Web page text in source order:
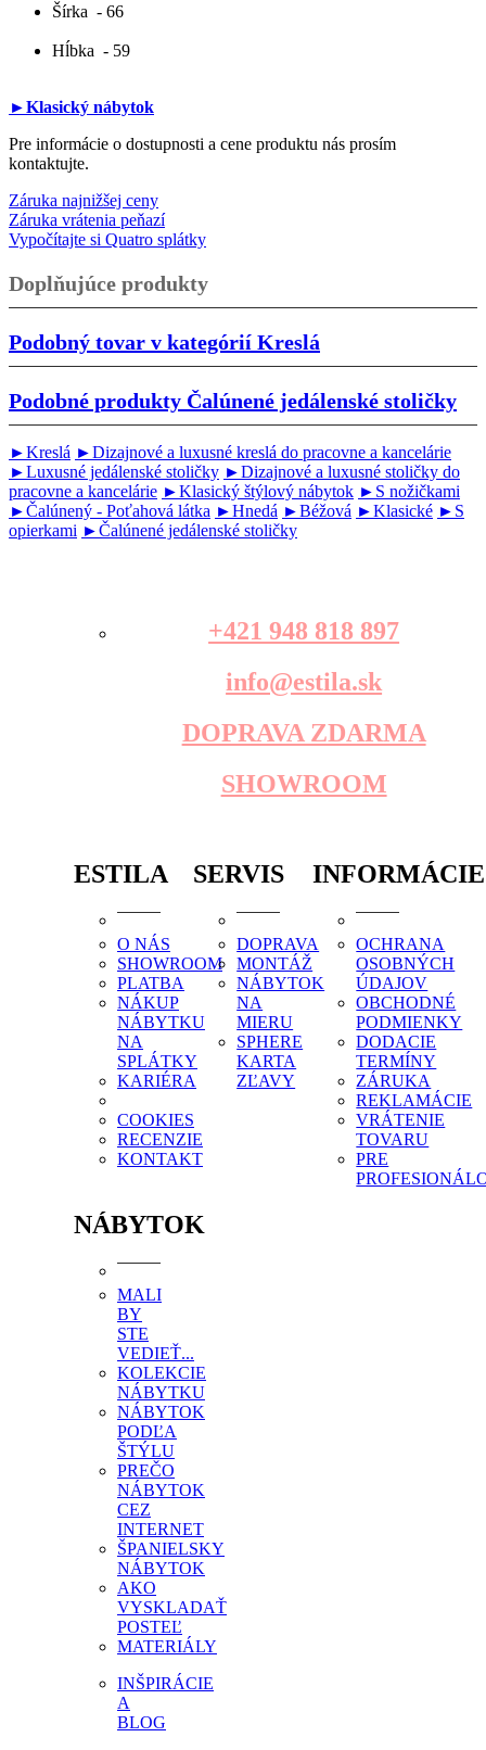
Šírka - 66
Hĺbka - 59
►Klasický nábytok
Pre informácie o dostupnosti a cene produktu nás prosím
kontaktujte.
Záruka najnižšej ceny
Záruka vrátenia peňazí
Vypočítajte si Quatro splátky
Doplňujúce produkty
Podobný tovar v kategórií Kreslá
Podobné produkty Čalúnené jedálenské stoličky
►Kreslá ►Dizajnové a luxusné kreslá do pracovne a kancelárie
►Luxusné jedálenské stoličky ►Dizajnové a luxusné stoličky do
pracovne a kancelárie ►Klasický štýlový nábytok ►S nožičkami
►Čalúnený - Poťahová látka ►Hnedá ►Béžová ►Klasické ►S
opierkami ►Čalúnené jedálenské stoličky
+421 948 818 897
info@estila.sk
DOPRAVA ZDARMA
SHOWROOM
ESTILA
O NÁS
SHOWROOM
PLATBA
NÁKUP
NÁBYTKU
NA
SPLÁTKY
KARIÉRA
COOKIES
RECENZIE
KONTAKT
SERVIS
DOPRAVA
MONTÁŽ
NÁBYTOK
NA
MIERU
SPHERE
KARTA
ZĽAVY
INFORMÁCIE
OCHRANA
OSOBNÝCH
ÚDAJOV
OBCHODNÉ
PODMIENKY
DODACIE
TERMÍNY
ZÁRUKA
REKLAMÁCIE
VRÁTENIE
TOVARU
PRE
NÁBYTOK
MALI
BY
STE
VEDIEŤ...
KOLEKCIE
NÁBYTKU
NÁBYTOK
PODĽA
ŠTÝLU
PREČO
NÁBYTOK
CEZ
INTERNET
ŠPANIELSKY
NÁBYTOK
AKO
VYSKLADAŤ
POSTEĽ
MATERIÁLY
INŠPIRÁCIE
A
BLOG